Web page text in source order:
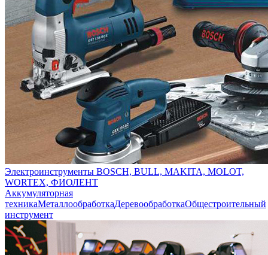
Электроинструменты BOSCH, BULL, MAKITA, MOLOT,
WORTEX, ФИОЛЕНТ
Аккумуляторная
техникаМеталлообработкаДеревообработкаОбщестроительный
инструмент